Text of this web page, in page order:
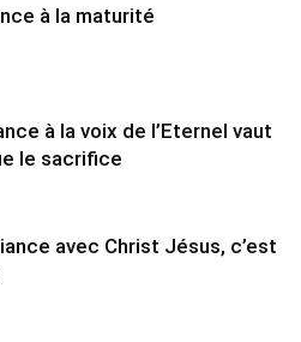
à la maturité
à la voix de l’Eternel vaut
le sacrifice
avec Christ Jésus, c’est